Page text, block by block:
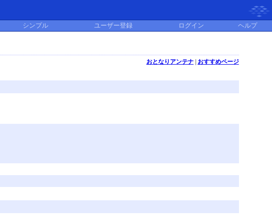
シンプル ユーザー登録 ログイン ヘルプ
おとなりアンテナ| おすすめページ